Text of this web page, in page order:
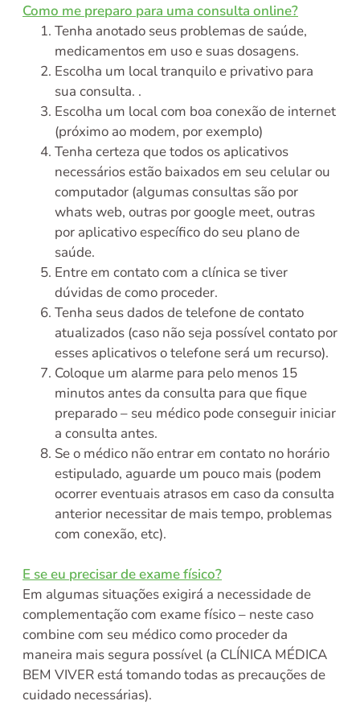
Como me preparo para uma consulta online?
Tenha anotado seus problemas de saúde,
medicamentos em uso e suas dosagens.
Escolha um local tranquilo e privativo para
sua consulta. .
Escolha um local com boa conexão de internet
(próximo ao modem, por exemplo)
Tenha certeza que todos os aplicativos
necessários estão baixados em seu celular ou
computador (algumas consultas são por
whats web, outras por google meet, outras
por aplicativo específico do seu plano de
saúde.
Entre em contato com a clínica se tiver
dúvidas de como proceder.
Tenha seus dados de telefone de contato
atualizados (caso não seja possível contato por
esses aplicativos o telefone será um recurso).
Coloque um alarme para pelo menos 15
minutos antes da consulta para que fique
preparado – seu médico pode conseguir iniciar
a consulta antes.
Se o médico não entrar em contato no horário
estipulado, aguarde um pouco mais (podem
ocorrer eventuais atrasos em caso da consulta
anterior necessitar de mais tempo, problemas
com conexão, etc).
E se eu precisar de exame físico?
Em algumas situações exigirá a necessidade de
complementação com exame físico – neste caso
combine com seu médico como proceder da
maneira mais segura possível (a CLÍNICA MÉDICA
BEM VIVER está tomando todas as precauções de
cuidado necessárias).